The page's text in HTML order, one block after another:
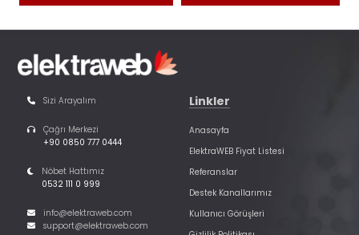
Sizi Arayalım
Çağrı Merkezi
+90 0850 777 0444
Nöbet Hattımız
0532 111 0 999
info@elektraweb.com
support@elektraweb.com
Linkler
Anasayfa
ElektraWEB Fiyat Listesi
Referanslar
Destek Kanallarımız
Kullanıcı Görüşleri